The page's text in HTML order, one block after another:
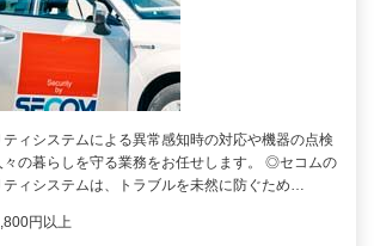
ィシステムによる異常感知時の対応や機器の点検
々の暮らしを守る業務をお任せします。 ◎セコムの
ティシステムは、トラブルを未然に防ぐため…
円以上